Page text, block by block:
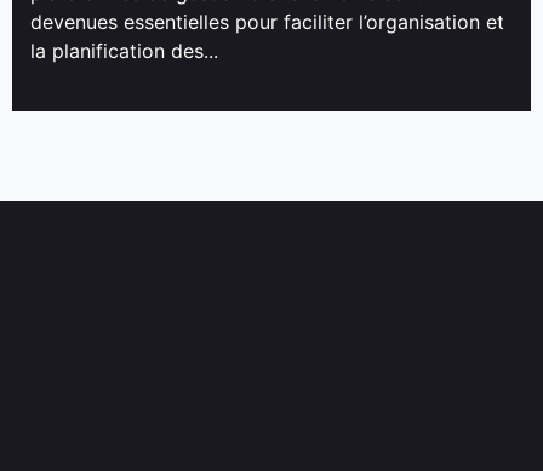
devenues essentielles pour faciliter l’organisation et
la planification des...